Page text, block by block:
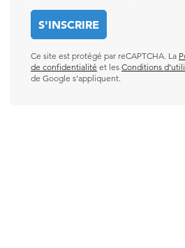
Ce site est protégé par reCAPTCHA. La
de confidentialité et les Conditions
de Google s’appliquent.